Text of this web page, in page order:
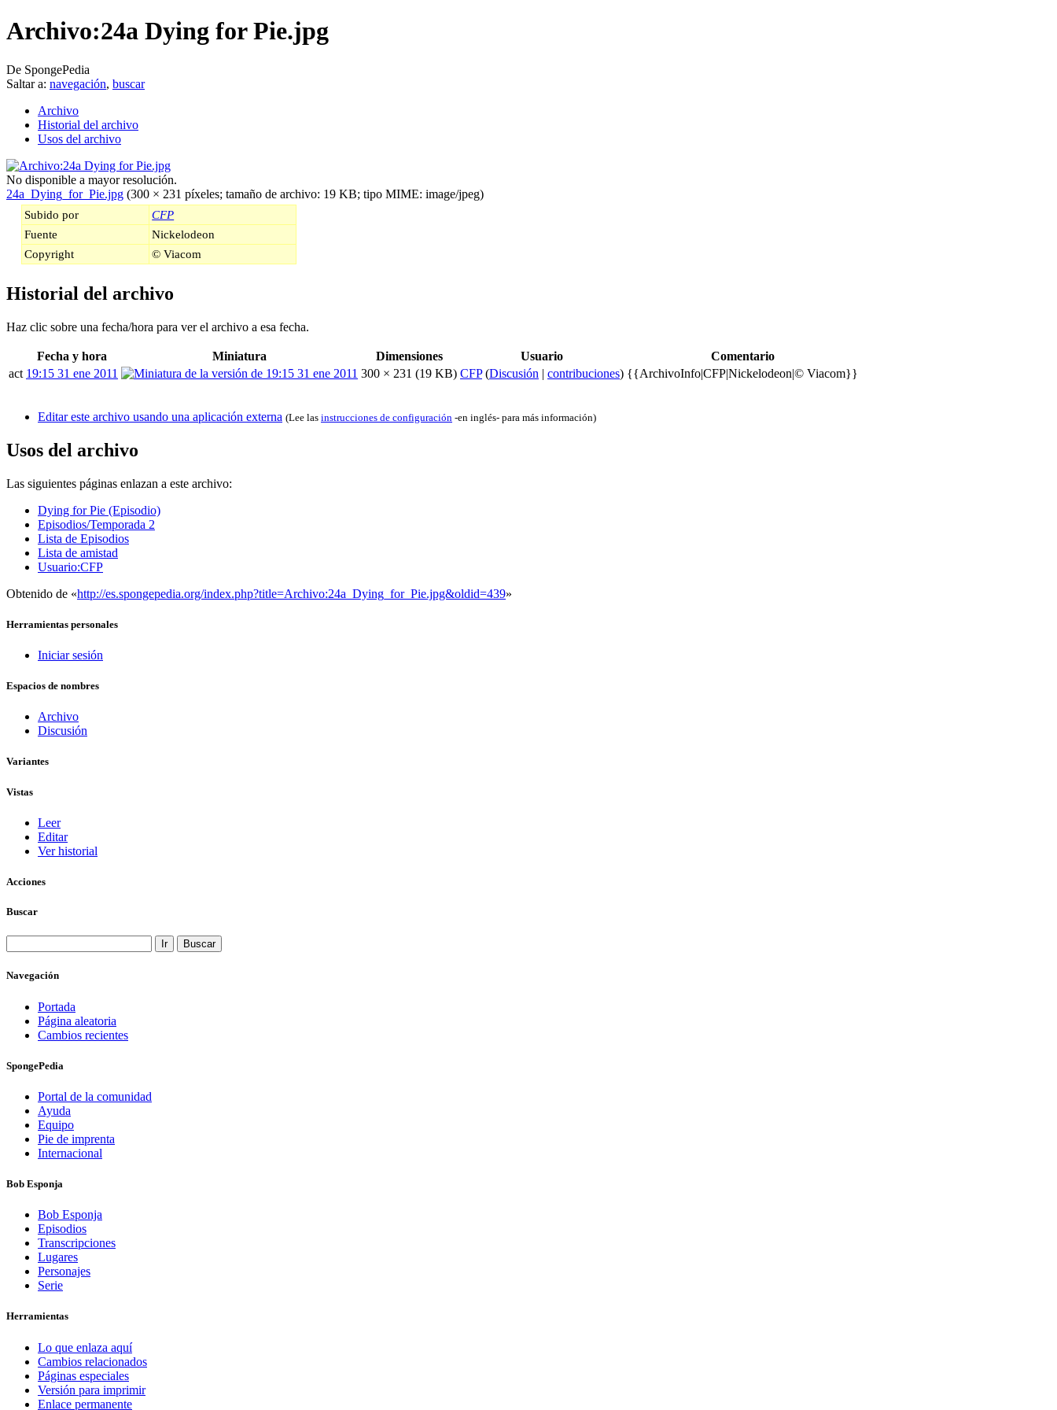
Archivo:24a Dying for Pie.jpg
De SpongePedia
Saltar a: navegación, buscar
Archivo
Historial del archivo
Usos del archivo
No disponible a mayor resolución.
24a_Dying_for_Pie.jpg (300 × 231 píxeles; tamaño de archivo: 19 KB; tipo MIME: image/jpeg)
Subido por
CFP
Fuente
Nickelodeon
Copyright
© Viacom
Historial del archivo
Haz clic sobre una fecha/hora para ver el archivo a esa fecha.
Fecha y hora Miniatura Dimensiones Usuario
Comentario
act 19:15 31 ene 2011 300 × 231 (19 KB) CFP (Discusión | contribuciones) {{ArchivoInfo|CFP|Nickelodeon|© Viacom}}
Editar este archivo usando una aplicación externa (Lee las instrucciones de configuración -en inglés- para más información)
Usos del archivo
Las siguientes páginas enlazan a este archivo:
Dying for Pie (Episodio)
Episodios/Temporada 2
Lista de Episodios
Lista de amistad
Usuario:CFP
Obtenido de «http://es.spongepedia.org/index.php?title=Archivo:24a_Dying_for_Pie.jpg&oldid=439»
Herramientas personales
Iniciar sesión
Espacios de nombres
Archivo
Discusión
Variantes
Vistas
Leer
Editar
Ver historial
Acciones
Buscar
Navegación
Portada
Página aleatoria
Cambios recientes
SpongePedia
Portal de la comunidad
Ayuda
Equipo
Pie de imprenta
Internacional
Bob Esponja
Bob Esponja
Episodios
Transcripciones
Lugares
Personajes
Serie
Herramientas
Lo que enlaza aquí
Cambios relacionados
Páginas especiales
Versión para imprimir
Enlace permanente